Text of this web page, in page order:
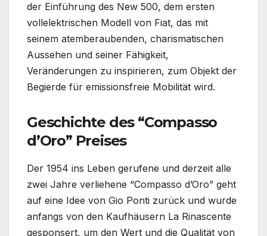
der Einführung des New 500, dem ersten
vollelektrischen Modell von Fiat, das mit
seinem atemberaubenden, charismatischen
Aussehen und seiner Fähigkeit,
Veränderungen zu inspirieren, zum Objekt der
Begierde für emissionsfreie Mobilität wird.
Geschichte des “Compasso
d’Oro” Preises
Der 1954 ins Leben gerufene und derzeit alle
zwei Jahre verliehene “Compasso d’Oro” geht
auf eine Idee von Gio Ponti zurück und wurde
anfangs von den Kaufhäusern La Rinascente
gesponsert, um den Wert und die Qualität von